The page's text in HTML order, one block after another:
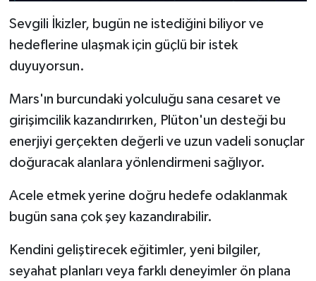
Sevgili İkizler, bugün ne istediğini biliyor ve
hedeflerine ulaşmak için güçlü bir istek
duyuyorsun.
Mars'ın burcundaki yolculuğu sana cesaret ve
girişimcilik kazandırırken, Plüton'un desteği bu
enerjiyi gerçekten değerli ve uzun vadeli sonuçlar
doğuracak alanlara yönlendirmeni sağlıyor.
Acele etmek yerine doğru hedefe odaklanmak
bugün sana çok şey kazandırabilir.
Kendini geliştirecek eğitimler, yeni bilgiler,
seyahat planları veya farklı deneyimler ön plana